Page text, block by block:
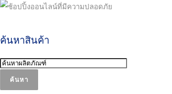
ค้นหาสินค้า
ค้นหา